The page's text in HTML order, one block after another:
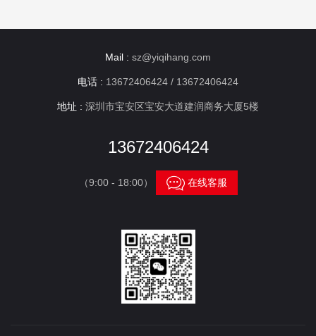
Mail : sz@yiqihang.com
电话 : 13672406424 / 13672406424
地址 : 深圳市宝安区宝安大道建润商务大厦5楼
13672406424
（9:00 - 18:00） 在线客服